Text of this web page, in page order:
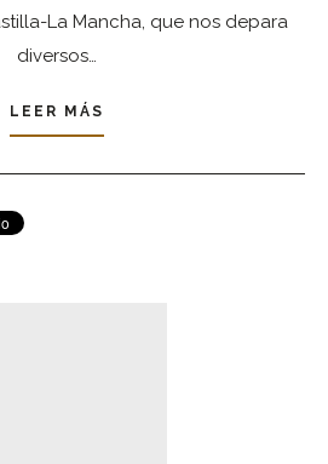
La Mancha, que nos depara
diversos…
LEER MÁS